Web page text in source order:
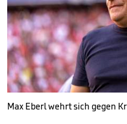
Max Eberl wehrt sich gegen